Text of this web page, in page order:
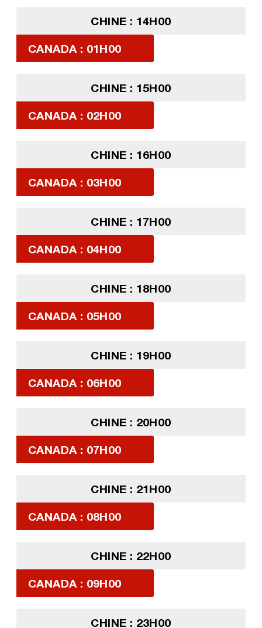
CHINE : 14H00
CANADA : 01H00
CHINE : 15H00
CANADA : 02H00
CHINE : 16H00
CANADA : 03H00
CHINE : 17H00
CANADA : 04H00
CHINE : 18H00
CANADA : 05H00
CHINE : 19H00
CANADA : 06H00
CHINE : 20H00
CANADA : 07H00
CHINE : 21H00
CANADA : 08H00
CHINE : 22H00
CANADA : 09H00
CHINE : 23H00